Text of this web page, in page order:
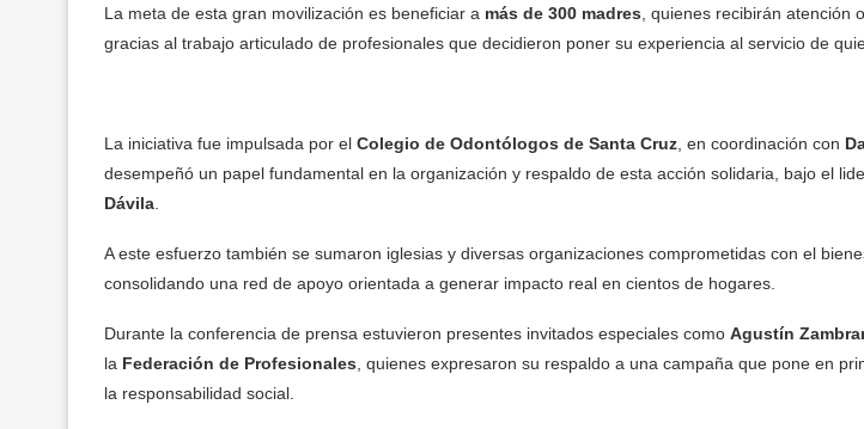
La meta de esta gran movilización es beneficiar a más de 300 madres , quienes recibirán atención
gracias al trabajo articulado de profesionales que decidieron poner su experiencia al servicio de
La iniciativa fue impulsada por el Colegio de Odontólogos de Santa Cruz , en coordinación con
desempeñó un papel fundamental en la organización y respaldo de esta acción solidaria, bajo el
Dávila
A este esfuerzo también se sumaron iglesias y diversas organizaciones comprometidas con el
consolidando una red de apoyo orientada a generar impacto real en cientos de hogares.
Durante la conferencia de prensa estuvieron presentes invitados especiales como Agustín
la Federación de Profesionales , quienes expresaron su respaldo a una campaña que pone en
la responsabilidad social.